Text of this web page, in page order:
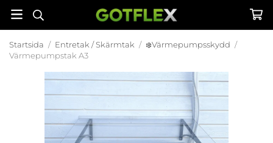
Startsida / Entretak / Skärmtak / ❄️Värmepumpsskydd /
Värmepumpstak A3